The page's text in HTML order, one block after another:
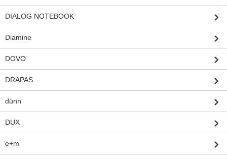
DIALOG NOTEBOOK
Diamine
DOVO
DRAPAS
dünn
DUX
e+m